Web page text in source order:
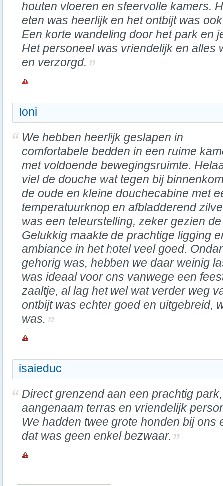
houten vloeren en sfeervolle kamers.
eten was heerlijk en het ontbijt was
Een korte wandeling door het park en
Het personeel was vriendelijk en alles
en verzorgd.
Ioni
We hebben heerlijk geslapen in
comfortabele bedden in een ruime
met voldoende bewegingsruimte.
viel de douche wat tegen bij
de oude en kleine douchecabine met
temperatuurknop en afbladderend
was een teleurstelling, zeker gezien
Gelukkig maakte de prachtige ligging
ambiance in het hotel veel goed.
gehorig was, hebben we daar weinig
was ideaal voor ons vanwege een
zaaltje, al lag het wel wat verder weg
ontbijt was echter goed en uitgebreid,
was.
isaieduc
Direct grenzend aan een prachtig
aangenaam terras en vriendelijk
We hadden twee grote honden bij ons
dat was geen enkel bezwaar.